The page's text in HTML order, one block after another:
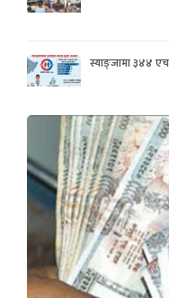
स्याङ्जामा ३४४